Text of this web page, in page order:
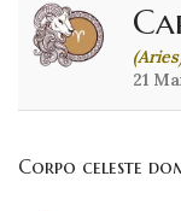
21
Corpo celeste